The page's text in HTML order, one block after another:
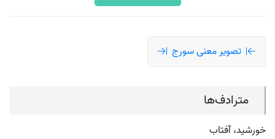
تصویر معنی سورج
مترادف‌ها
خورشید، آفتاب